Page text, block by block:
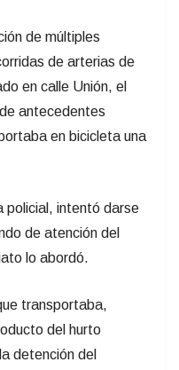
de múltiples
de arterias de
en calle Unión, el
antecedentes
en bicicleta una
policial, intentó darse
de atención del
lo abordó.
transportaba,
del hurto
detención del